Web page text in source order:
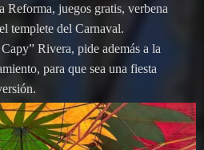
Reforma, juegos gratis, verbena
templete del Carnaval.
Rivera, pide además a la
para que sea una fiesta